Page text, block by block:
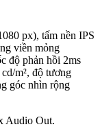
px), tấm nền IPS
viền mỏng
độ phản hồi 2ms
m², độ tương
góc nhìn rộng
Audio Out.